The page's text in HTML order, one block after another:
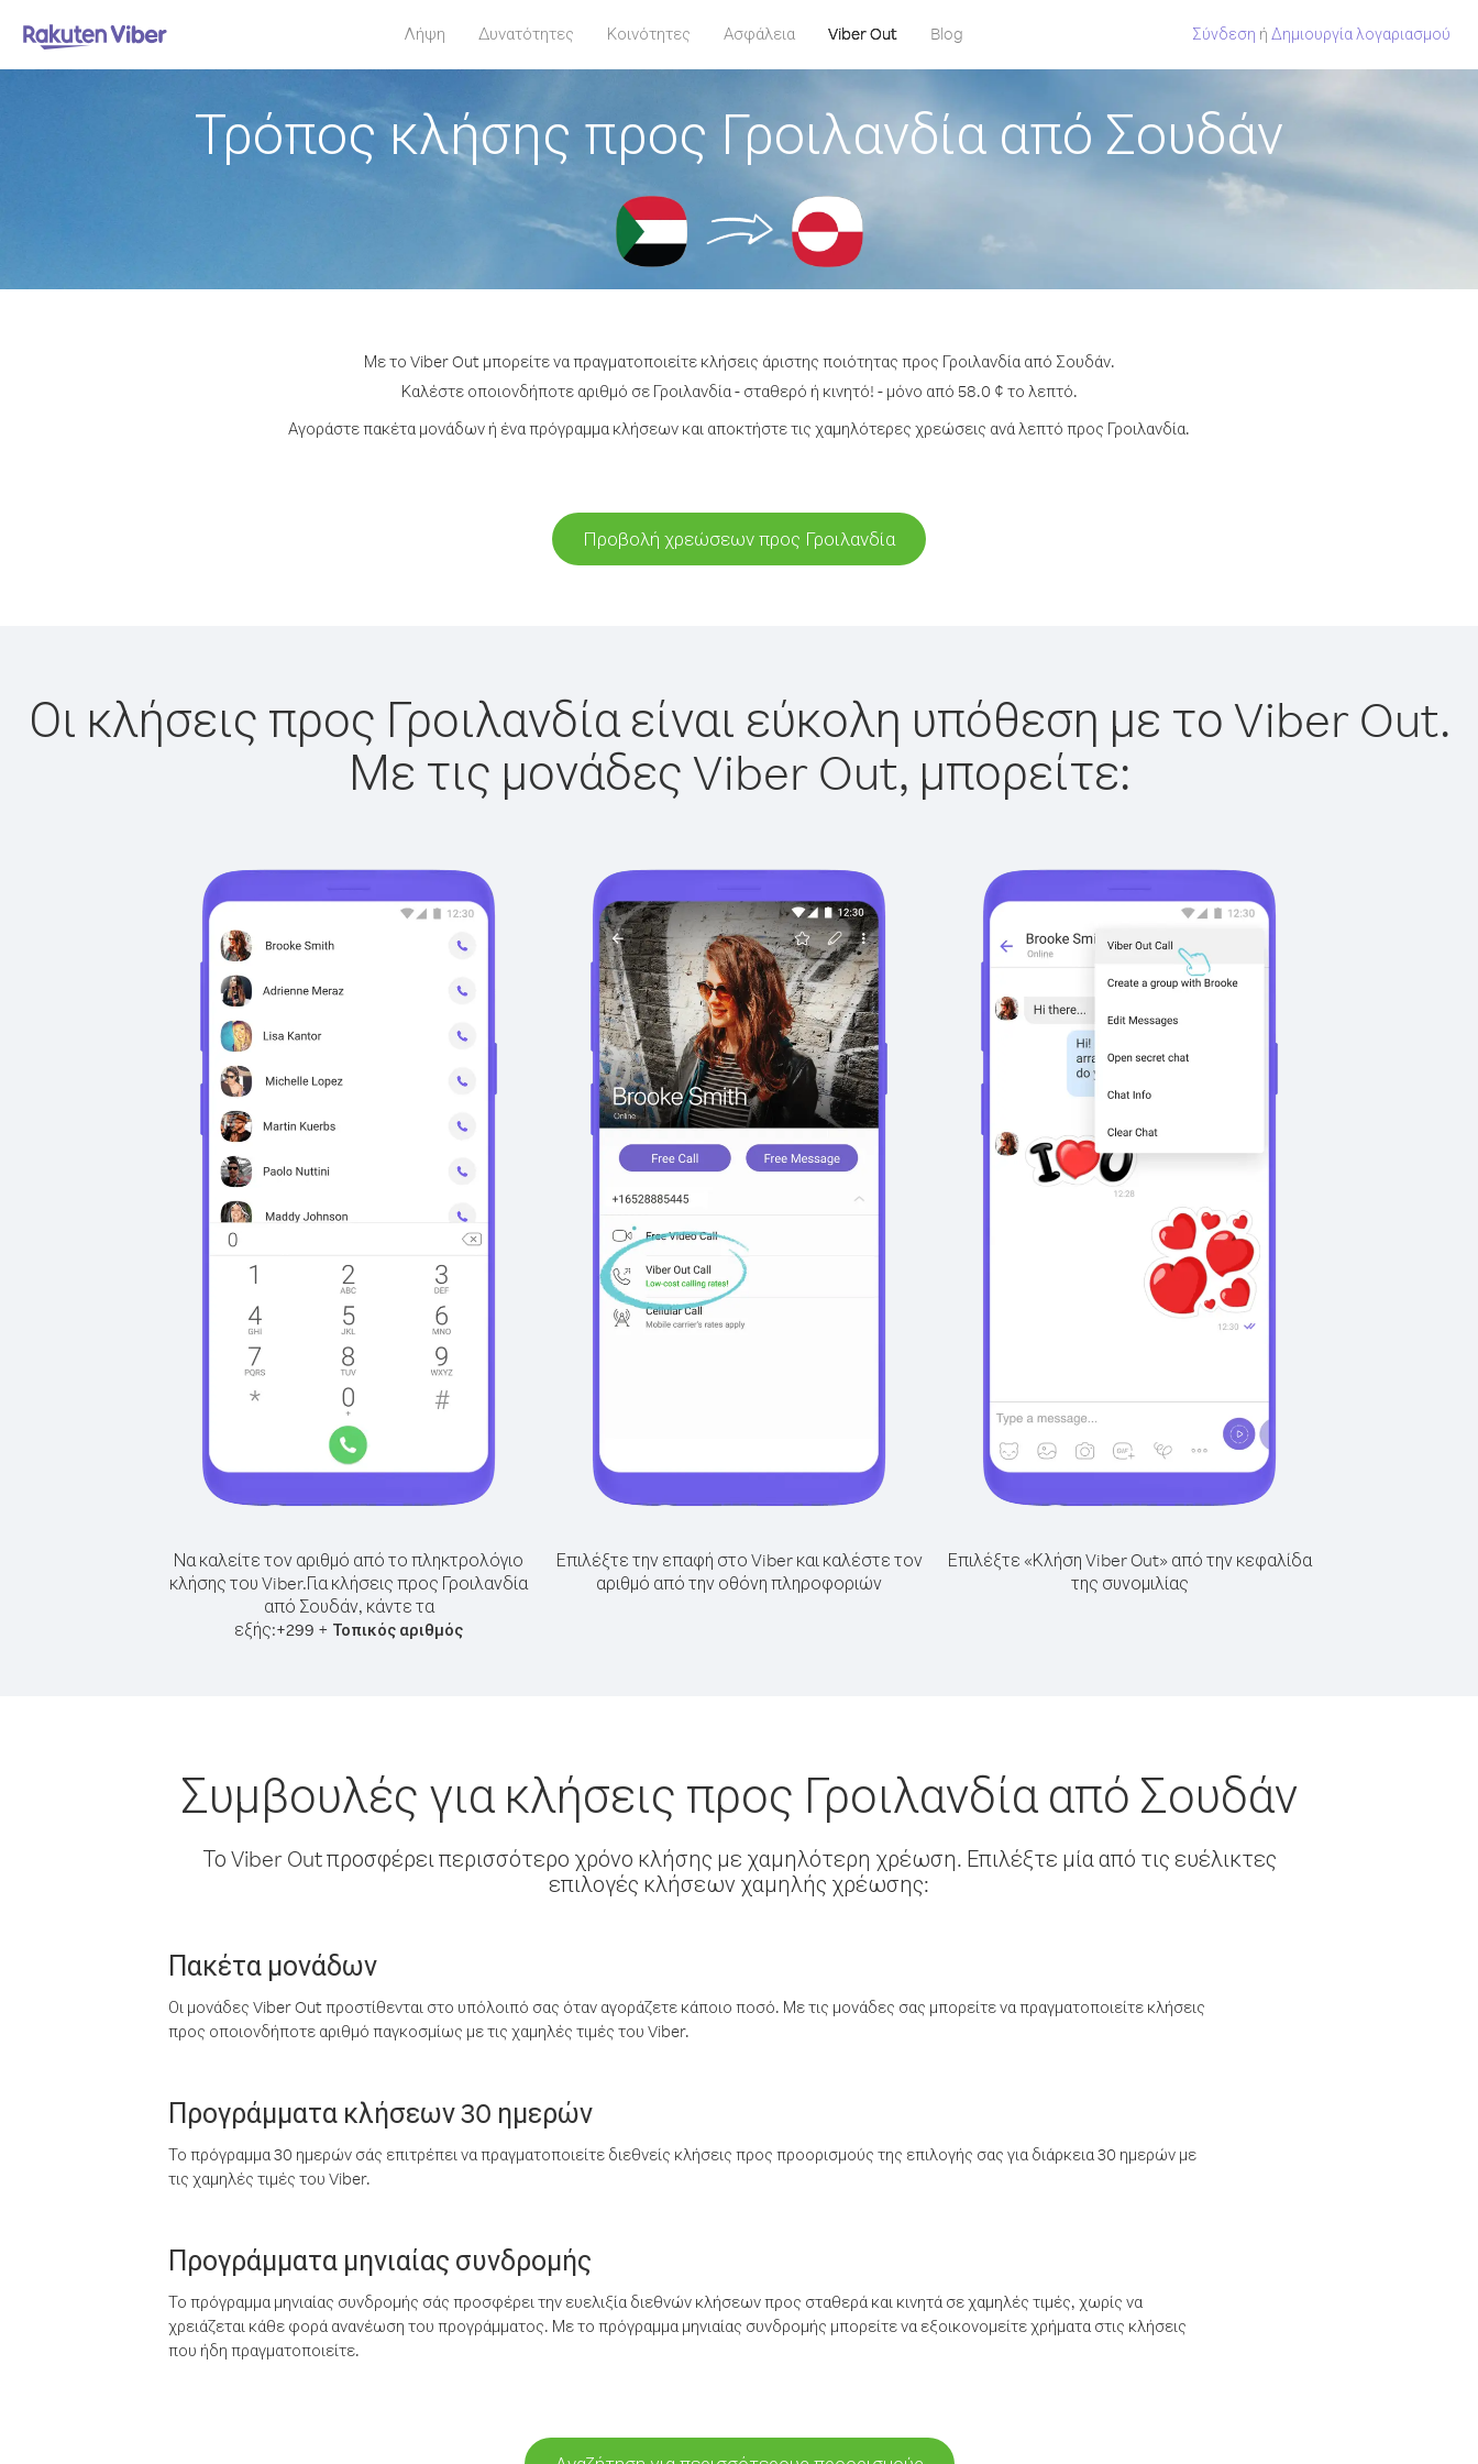
Λήψη Δυνατότητες Κοινότητες Ασφάλεια Viber Out Blog Σύνδεση ή Δημιουργία λογαριασμού
Τρόπος κλήσης προς Γροιλανδία από Σουδάν
Με το Viber Out μπορείτε να πραγματοποιείτε κλήσεις άριστης ποιότητας προς Γροιλανδία από Σουδάν.
Καλέστε οποιονδήποτε αριθμό σε Γροιλανδία - σταθερό ή κινητό! - μόνο από 58.0 ¢ το λεπτό.
Αγοράστε πακέτα μονάδων ή ένα πρόγραμμα κλήσεων και αποκτήστε τις χαμηλότερες χρεώσεις ανά λεπτό προς Γροιλανδία.
Προβολή χρεώσεων προς Γροιλανδία
Οι κλήσεις προς Γροιλανδία είναι εύκολη υπόθεση με το Viber Out.
Με τις μονάδες Viber Out, μπορείτε:
Να καλείτε τον αριθμό από το πληκτρολόγιο
κλήσης του Viber.Για κλήσεις προς Γροιλανδία
από Σουδάν, κάντε τα
εξής:+299 + Τοπικός αριθμός
Επιλέξτε την επαφή στο Viber και καλέστε τον
αριθμό από την οθόνη πληροφοριών
Επιλέξτε «Κλήση Viber Out» από την κεφαλίδα
της συνομιλίας
Συμβουλές για κλήσεις προς Γροιλανδία από Σουδάν
Το Viber Out προσφέρει περισσότερο χρόνο κλήσης με χαμηλότερη χρέωση. Επιλέξτε μία από τις ευέλικτες
επιλογές κλήσεων χαμηλής χρέωσης:
Πακέτα μονάδων
Οι μονάδες Viber Out προστίθενται στο υπόλοιπό σας όταν αγοράζετε κάποιο ποσό. Με τις μονάδες σας μπορείτε να πραγματοποιείτε κλήσεις
προς οποιονδήποτε αριθμό παγκοσμίως με τις χαμηλές τιμές του Viber.
Προγράμματα κλήσεων 30 ημερών
Το πρόγραμμα 30 ημερών σάς επιτρέπει να πραγματοποιείτε διεθνείς κλήσεις προς προορισμούς της επιλογής σας για διάρκεια 30 ημερών με
τις χαμηλές τιμές του Viber.
Προγράμματα μηνιαίας συνδρομής
Το πρόγραμμα μηνιαίας συνδρομής σάς προσφέρει την ευελιξία διεθνών κλήσεων προς σταθερά και κινητά σε χαμηλές τιμές, χωρίς να
χρειάζεται κάθε φορά ανανέωση του προγράμματος. Με το πρόγραμμα μηνιαίας συνδρομής μπορείτε να εξοικονομείτε χρήματα στις κλήσεις
που ήδη πραγματοποιείτε.